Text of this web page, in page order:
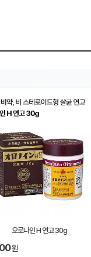
오로나인 H 연고 30g
원